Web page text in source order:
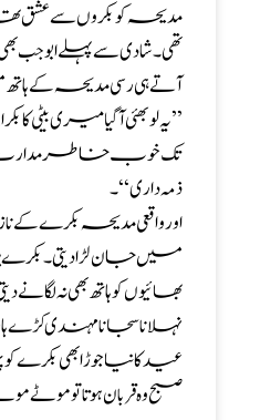
مدیحہ کو بکروں سے عشق
تھی ۔شادی سے پہلے ابو جب بھی
آتے ہی رسی مدیحہ کے
’’یہ لو بھئی آگیا میری
تک خوب خاطر
ذمہ داری‘‘۔
اور واقعی مدیحہ بکرے
میں جان لڑا دیتی ۔ بکرے
بھائیوں کو ہاتھ بھی نہ لگانے
نہلانا سجانا مہندی کڑے
عید کا نیا جوڑا بھی بکرے
صبح وہ قربان ہوتا تو موٹے